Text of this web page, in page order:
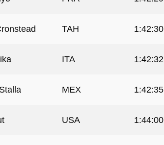
TAH 1:42:30
ITA 1:42:32
MEX 1:42:35
USA 1:44:00